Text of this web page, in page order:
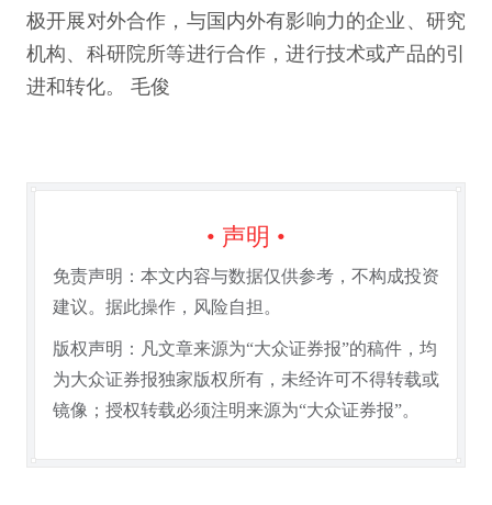
极开展对外合作，与国内外有影响力的企业、研究
机构、科研院所等进行合作，进行技术或产品的引
进和转化。 毛俊
• 声明 •
免责声明：本文内容与数据仅供参考，不构成投资
建议。据此操作，风险自担。
版权声明：凡文章来源为“大众证券报”的稿件，均
为大众证券报独家版权所有，未经许可不得转载或
镜像；授权转载必须注明来源为“大众证券报”。